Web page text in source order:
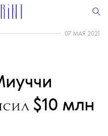
07 МАЯ 2021
$10 млн